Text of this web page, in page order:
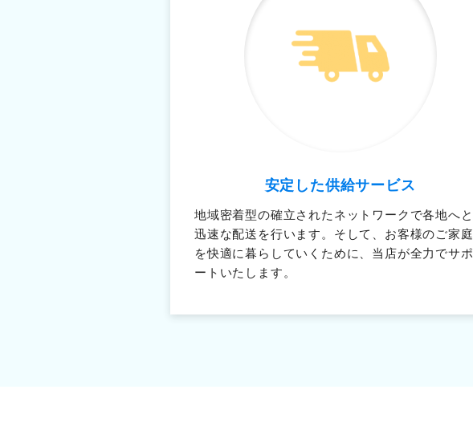
安定した供給サービス
地域密着型の確立されたネットワークで各地へと
迅速な配送を行います。そして、お客様のご家庭
を快適に暮らしていくために、当店が全力でサポ
ートいたします。